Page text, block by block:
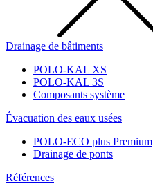
Drainage de bâtiments
POLO-KAL XS
POLO-KAL 3S
Composants système
Évacuation des eaux usées
POLO-ECO plus Premium
Drainage de ponts
Références